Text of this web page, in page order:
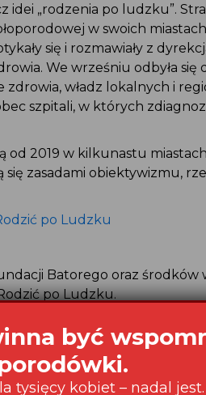
idei „rodzenia po ludzku”.
w swoich
się i rozmawiały z
We wrześniu odbyła się
zdrowia, władz lokalnych i
szpitali, w których
od 2019 w kilkunastu
się zasadami obiektywizmu,
po Ludzku
Batorego oraz środków
Rodzić po Ludzku.
się na: